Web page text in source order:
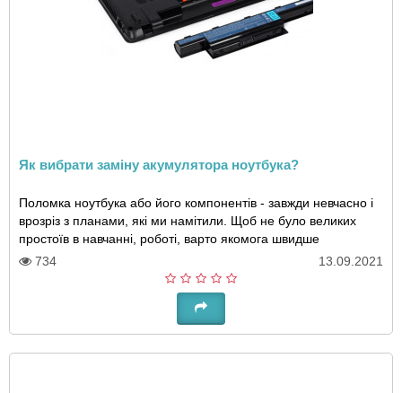
Як вибрати заміну акумулятора ноутбука?
Поломка ноутбука або його компонентів - завжди невчасно і
врозріз з планами, які ми намітили. Щоб не було великих
простоїв в навчанні, роботі, варто якомога швидше
звернутися в майстерню. Якщо ремонто..
734 13.09.2021